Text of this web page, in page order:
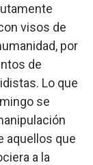
visos de
por
de
Lo que
se
aquellos que
a la